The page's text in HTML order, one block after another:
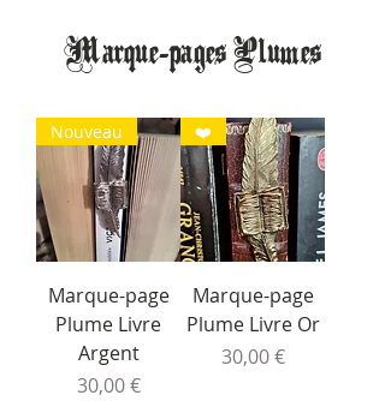
Marque-pages Plumes
Nouveau
Marque-page
Plume Livre
Argent
Prix
30,00 €
❤️
Marque-page
Plume Livre Or
Prix
30,00 €